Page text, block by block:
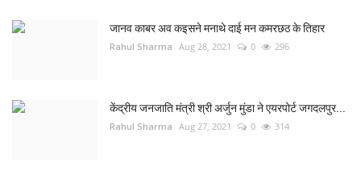
जानव काबर अव कइसने मनाथे दाई मन कमरछठ के तिहार
Rahul Sharma Aug 28, 2021 0 296
केंद्रीय जनजाति मंत्री श्री अर्जुन मुंडा ने एयरपोर्ट जगदलपुर...
Rahul Sharma Aug 27, 2021 0 314